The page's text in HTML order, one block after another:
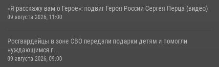
«Я расскажу вам о Герое»: подвиг Героя России Сергея Перца (видео)
09 августа 2026, 11:00
Росгвардейцы в зоне СВО передали подарки детям и помогли
нуждающимся г...
09 августа 2026, 09:00